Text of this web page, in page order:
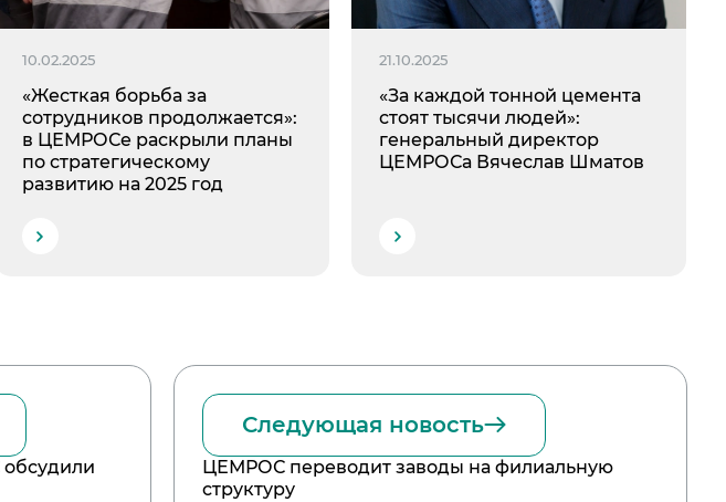
10.02.2025
«Жесткая борьба за
сотрудников продолжается»:
в ЦЕМРОСе раскрыли планы
по стратегическому
развитию на 2025 год
21.10.2025
«За каждой тонной цемента
стоят тысячи людей»:
генеральный директор
ЦЕМРОСа Вячеслав Шматов
Следующая новость
ЦЕМРОС переводит заводы на филиальную
структуру